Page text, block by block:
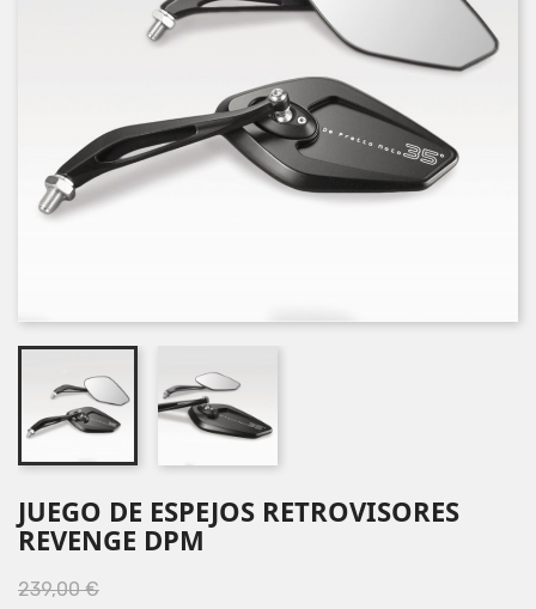
JUEGO DE ESPEJOS RETROVISORES
REVENGE DPM
239,00 €